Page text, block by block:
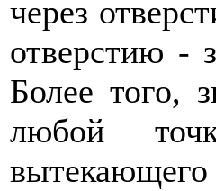
через
отверстию -
Более того,
любой
вытекающего